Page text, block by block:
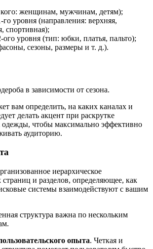
кого: женщинам, мужчинам, детям);
го уровня (направления: верхняя,
спортивная);
ого уровня (тип: юбки, платья, пальто);
сезоны, размеры и т. д.).
в зависимости от сезона.
вам определить, на каких каналах и
делать акцент при раскрутке
одежды, чтобы максимально эффективно
аудиторию.
иерархическое
страниц и разделов, определяющее, как
системы взаимодействуют с вашим
структура важна по нескольким
опыта. Четкая и